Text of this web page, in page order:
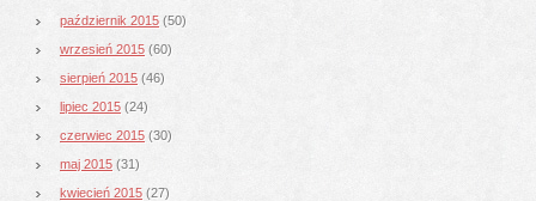
październik 2015 (50)
wrzesień 2015 (60)
sierpień 2015 (46)
lipiec 2015 (24)
czerwiec 2015 (30)
maj 2015 (31)
kwiecień 2015 (27)